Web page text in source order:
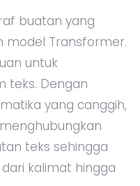
buatan yang
model Transformer.
untuk
teks. Dengan
yang canggih,
teks sehingga
kalimat hingga